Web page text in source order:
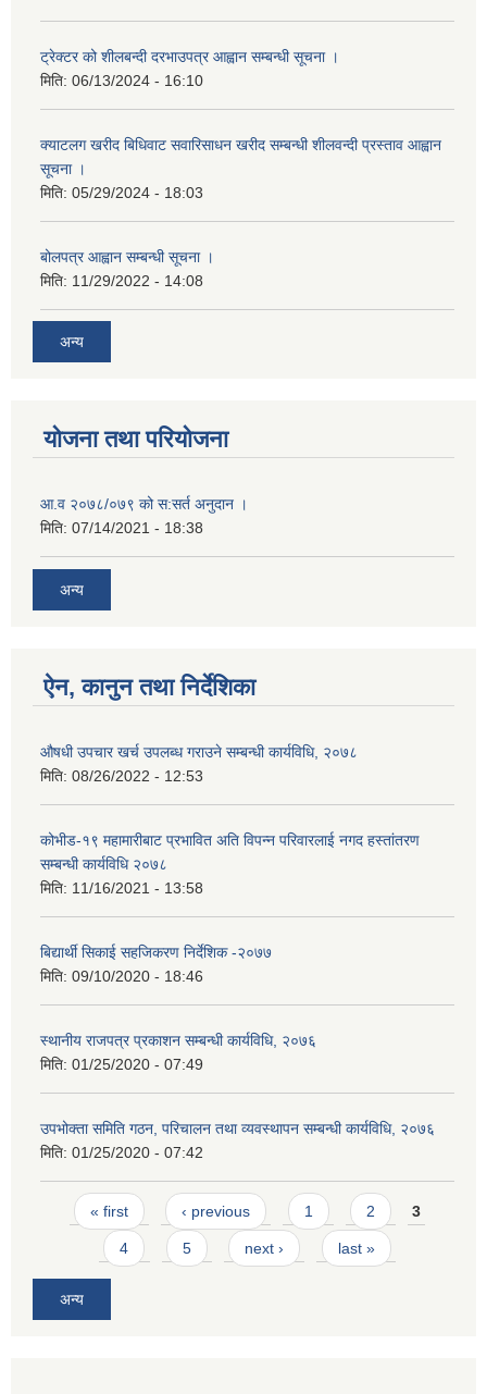
ट्रेक्टर को शीलबन्दी दरभाउपत्र आह्वान सम्बन्धी सूचना ।
मिति: 06/13/2024 - 16:10
क्याटलग खरीद बिधिवाट सवारिसाधन खरीद सम्बन्धी शीलवन्दी प्रस्ताव आह्वान
सूचना ।
मिति: 05/29/2024 - 18:03
बोलपत्र आह्वान सम्बन्धी सूचना ।
मिति: 11/29/2022 - 14:08
अन्य
योजना तथा परियोजना
आ.व २०७८/०७९ को स:सर्त अनुदान ।
मिति: 07/14/2021 - 18:38
अन्य
ऐन, कानुन तथा निर्देशिका
औषधी उपचार खर्च उपलब्ध गराउने सम्बन्धी कार्यविधि, २०७८
मिति: 08/26/2022 - 12:53
कोभीड-१९ महामारीबाट प्रभावित अति विपन्न परिवारलाई नगद हस्तांतरण
सम्बन्धी कार्यविधि २०७८
मिति: 11/16/2021 - 13:58
बिद्यार्थी सिकाई सहजिकरण निर्देशिक -२०७७
मिति: 09/10/2020 - 18:46
स्थानीय राजपत्र प्रकाशन सम्बन्धी कार्यविधि, २०७६
मिति: 01/25/2020 - 07:49
उपभोक्ता समिति गठन, परिचालन तथा व्यवस्थापन सम्बन्धी कार्यविधि, २०७६
मिति: 01/25/2020 - 07:42
Pages
« first ‹ previous 1 2 3
4 5 next › last »
अन्य